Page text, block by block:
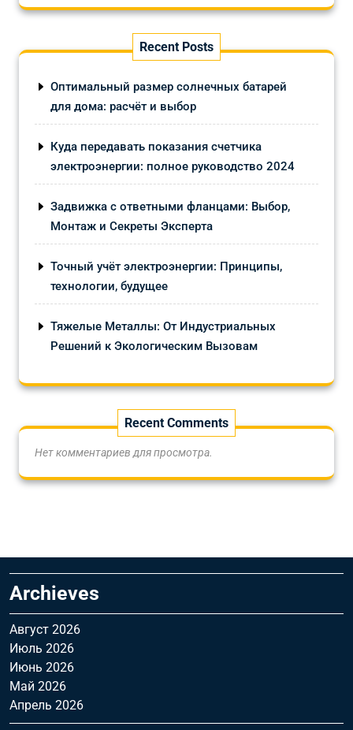
Recent Posts
Оптимальный размер солнечных батарей
для дома: расчёт и выбор
Куда передавать показания счетчика
электроэнергии: полное руководство 2024
Задвижка с ответными фланцами: Выбор,
Монтаж и Секреты Эксперта
Точный учёт электроэнергии: Принципы,
технологии, будущее
Тяжелые Металлы: От Индустриальных
Решений к Экологическим Вызовам
Recent Comments
Нет комментариев для просмотра.
Archieves
Август 2026
Июль 2026
Июнь 2026
Май 2026
Апрель 2026